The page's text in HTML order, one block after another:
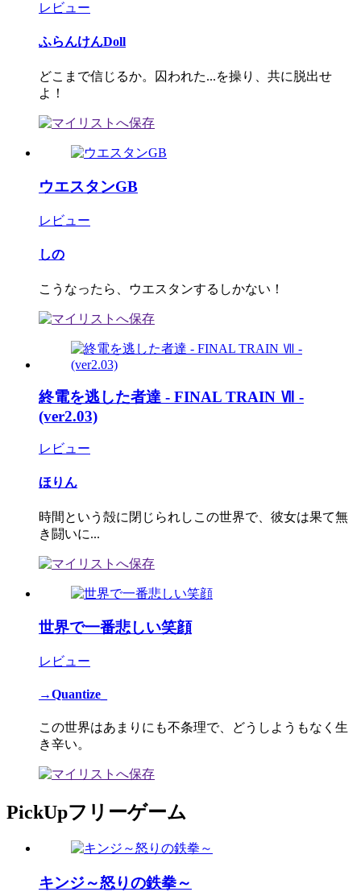
レビュー
ふらんけんDoll
どこまで信じるか。囚われた...を操り、共に脱出せ
よ！
ウエスタンGB
レビュー
しの
こうなったら、ウエスタンするしかない！
終電を逃した者達 - FINAL TRAIN Ⅶ -
(ver2.03)
レビュー
ほりん
時間という殻に閉じられしこの世界で、彼女は果て無
き闘いに...
世界で一番悲しい笑顔
レビュー
→Quantize_
この世界はあまりにも不条理で、どうしようもなく生
き辛い。
PickUpフリーゲーム
キンジ～怒りの鉄拳～